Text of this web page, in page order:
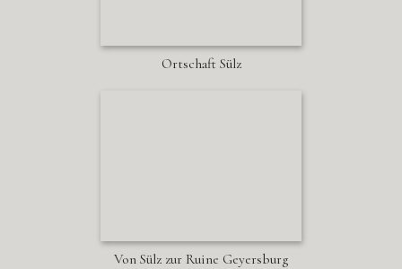
Ortschaft Sülz
Von Sülz zur Ruine Geyersburg